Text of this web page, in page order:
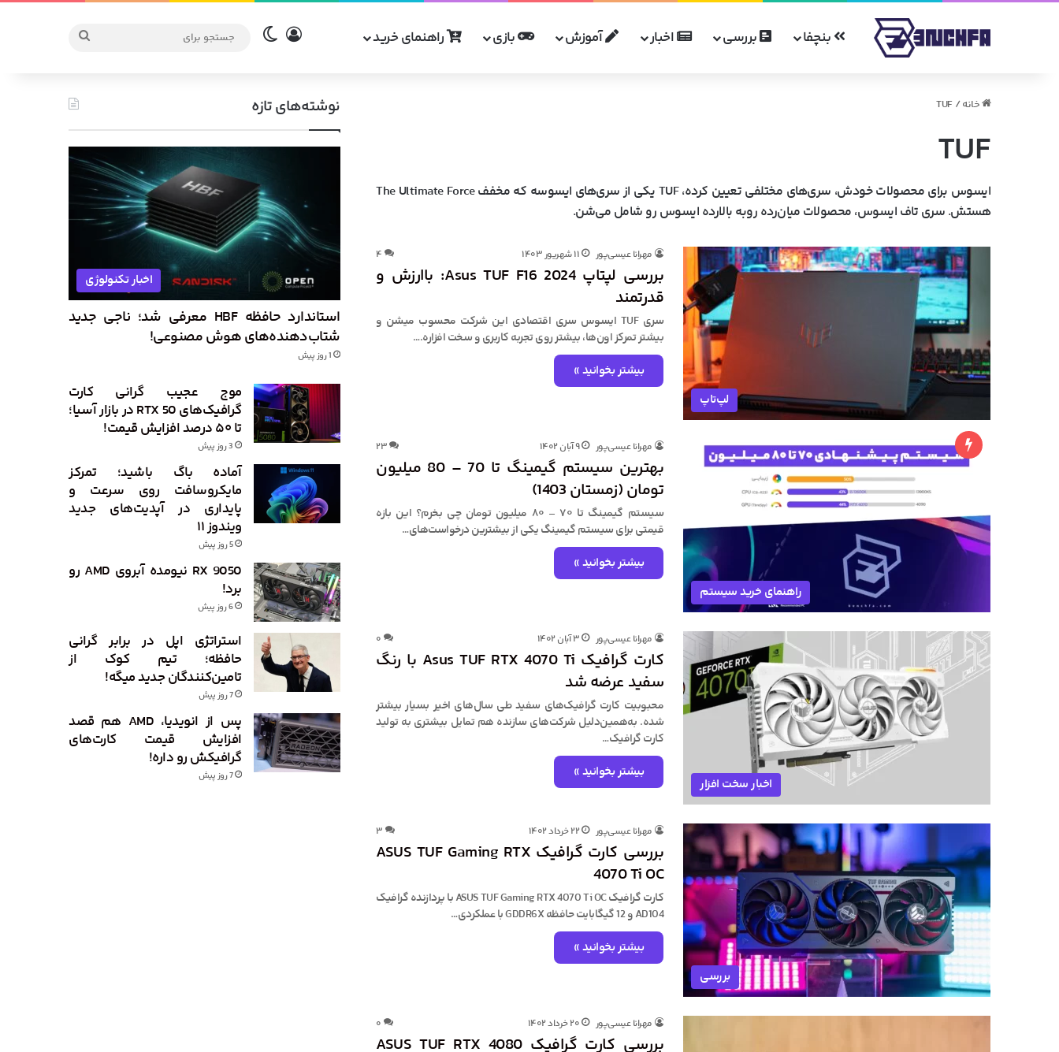
بنچفا بررسی اخبار آموزش بازی راهنمای خرید ورودتغییر پوسته
جستجو
خانه /
TUF
TUF
ایسوس برای محصولات خودش، سری‌های مختلفی تعیین کرده،TUF یکی از سری‌های ایسوسه که مخففThe Ultimate Force
هستش. سری تاف ایسوس، محصولات میان‌رده روبه بالا‌رده ایسوس رو شامل می‌شن.
لپ‌تاپ
مهرانا عیسی‌پور ۱۱ شهریور ۱۴۰۳ ۴
بررسی لپتاپ Asus TUF F16 2024: باارزش و
قدرتمند
سری TUF ایسوس سری اقتصادی این شرکت محسوب میشن و
بیشتر تمرکز اون‌ها، بیشتر روی تجربه کاربری و سخت افزاره.…
بیشتر بخوانید »
راهنمای خرید سیستم
مهرانا عیسی‌پور ۹ آبان ۱۴۰۲ ۲۳
بهترین سیستم گیمینگ تا 70 – 80 میلیون
تومان (زمستان 1403)
سیستم گیمینگ تا ۷۰ – ۸۰ میلیون تومان چی بخرم؟ این بازه
قیمتی برای سیستم گیمینگ یکی از بیشترین درخواست‌های…
بیشتر بخوانید »
اخبار سخت افزار
مهرانا عیسی‌پور ۳ آبان ۱۴۰۲ ۰
کارت گرافیک Asus TUF RTX 4070 Ti با رنگ
سفید عرضه شد
محبوبیت کارت‌ گرافیک‌های سفید طی سال‌های اخیر بسیار بیشتر
شده. به‌همین‌دلیل شرکت‌های سازنده هم تمایل بیشتری به تولید
کارت گرافیک…
بیشتر بخوانید »
بررسی
مهرانا عیسی‌پور ۲۲ خرداد ۱۴۰۲ ۳
بررسی کارت گرافیک ASUS TUF Gaming RTX
4070 Ti OC
کارت گرافیک ASUS TUF Gaming RTX 4070 Ti OC با پردازنده گرافیک
AD104 و 12 گیگابایت حافظه GDDR6X با عملکردی…
بیشتر بخوانید »
مهرانا عیسی‌پور ۲۰ خرداد ۱۴۰۲ ۰
بررسی کارت گرافیک ASUS TUF RTX 4080
نوشته‌های تازه
اخبار تکنولوژی
استاندارد حافظه HBF معرفی شد؛ ناجی جدید
شتاب‌دهنده‌های هوش مصنوعی!
1 روز پیش
موج عجیب گرانی کارت
گرافیک‌های RTX 50 در بازار آسیا؛
تا ۵۰ درصد افزایش قیمت!
3 روز پیش
آماده باگ باشید؛ تمرکز
مایکروسافت روی سرعت و
پایداری در آپدیت‌های جدید
ویندوز ۱۱
5 روز پیش
RX 9050 نیومده آبروی AMD رو
برد!
6 روز پیش
استراتژی اپل در برابر گرانی
حافظه؛ تیم کوک از
تامین‌کنندگان جدید میگه!
7 روز پیش
پس از انویدیا، AMD هم قصد
افزایش قیمت کارت‌های
گرافیکش رو داره!
7 روز پیش